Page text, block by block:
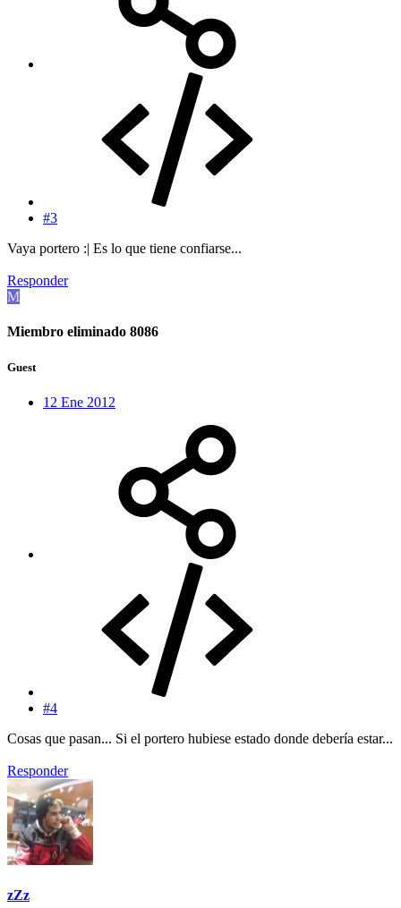
#3
Vaya portero :| Es lo que tiene confiarse...
Responder
M
Miembro eliminado 8086
Guest
12 Ene 2012
#4
Cosas que pasan... Si el portero hubiese estado donde debería estar...
Responder
zZz